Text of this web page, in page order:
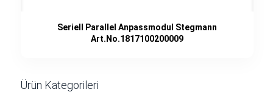
Seriell Parallel Anpassmodul Stegmann
Art.No.1817100200009
Ürün Kategorileri